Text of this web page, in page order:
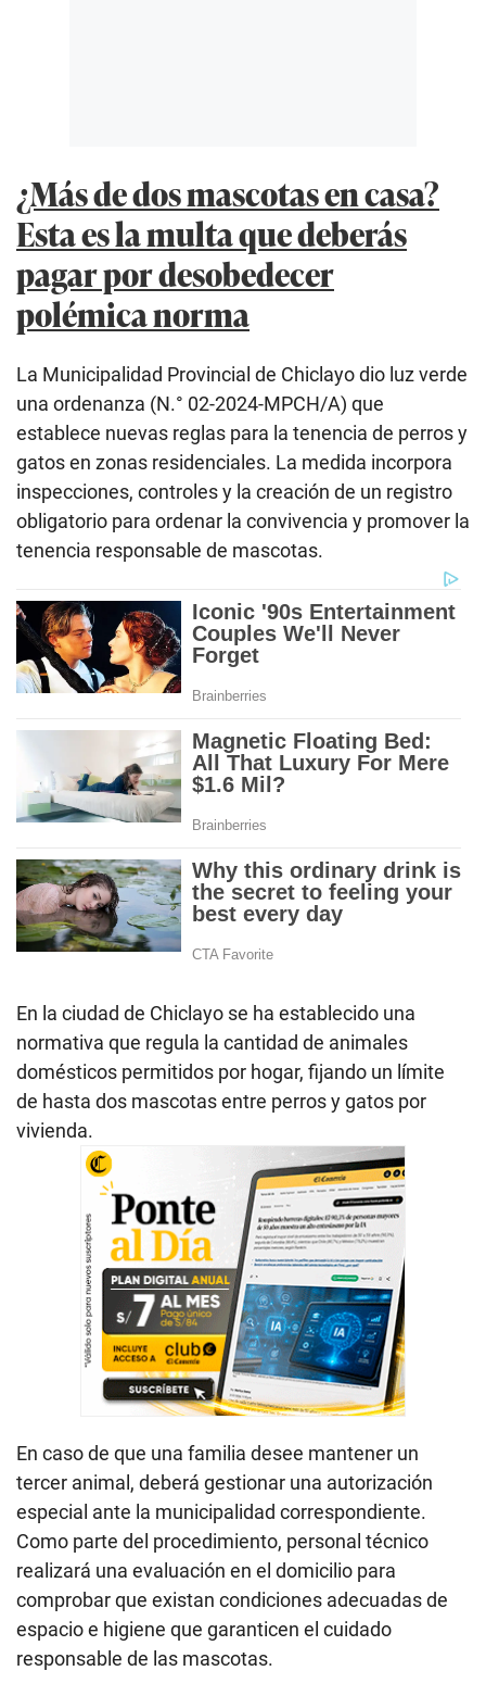
¿Más de dos mascotas en casa?
Esta es la multa que deberás
pagar por desobedecer
polémica norma
La Municipalidad Provincial de Chiclayo dio luz verde
una ordenanza (N.° 02-2024-MPCH/A) que
establece nuevas reglas para la tenencia de perros y
gatos en zonas residenciales. La medida incorpora
inspecciones, controles y la creación de un registro
obligatorio para ordenar la convivencia y promover la
tenencia responsable de mascotas.
En la ciudad de Chiclayo se ha establecido una
normativa que regula la cantidad de animales
domésticos permitidos por hogar, fijando un límite
de hasta dos mascotas entre perros y gatos por
vivienda.
En caso de que una familia desee mantener un
tercer animal, deberá gestionar una autorización
especial ante la municipalidad correspondiente.
Como parte del procedimiento, personal técnico
realizará una evaluación en el domicilio para
comprobar que existan condiciones adecuadas de
espacio e higiene que garanticen el cuidado
responsable de las mascotas.